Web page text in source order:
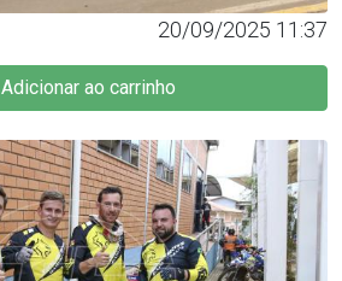
20/09/2025 11:37
Adicionar ao carrinho